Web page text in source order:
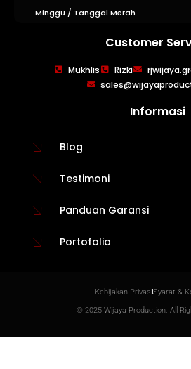
WIJAYA PRODUCTION
Minggu / Tanggal Merah
Customer
Mukhlis Rizki
Informasi
Blog
Testimoni
Panduan Garansi
Portofolio
Kebijakan PrivasiSyarat &
© 2025 Wijaya Production. All